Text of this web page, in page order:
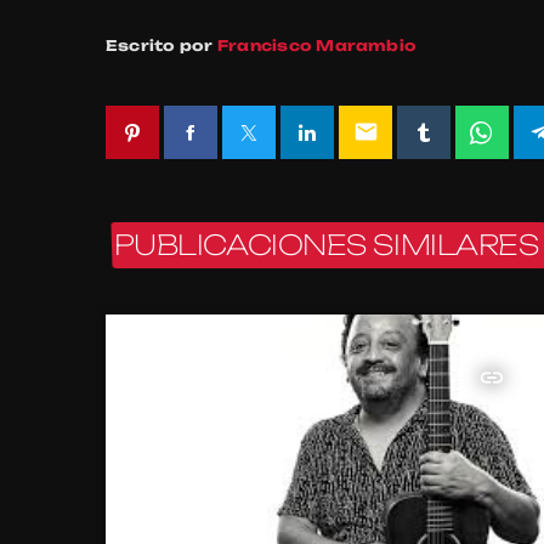
Escrito por Francisco Marambio
email
PUBLICACIONES SIMILARES
insert_link